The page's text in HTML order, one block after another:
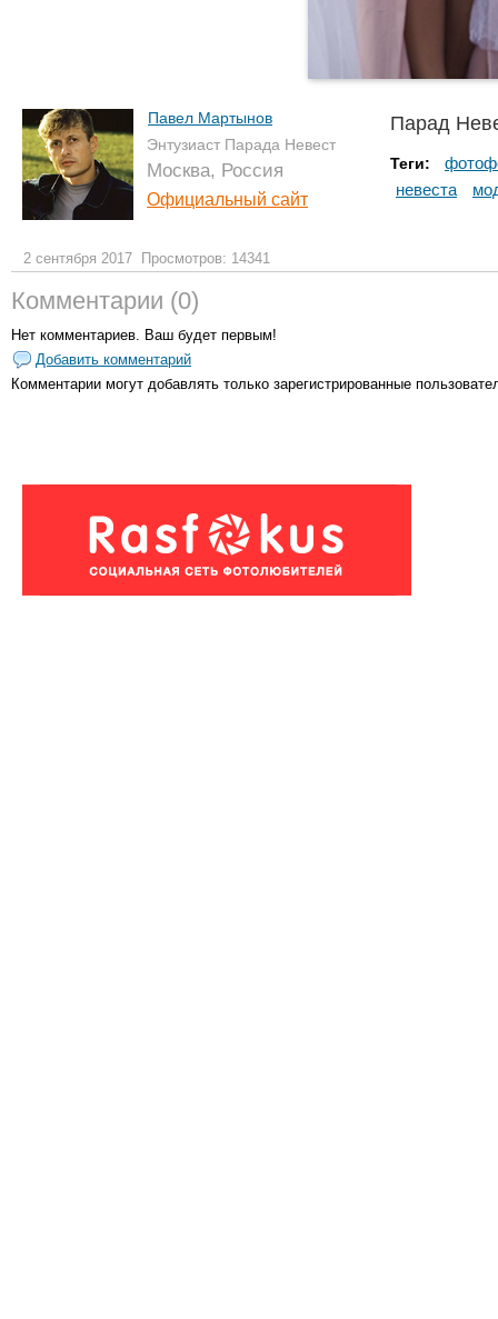
Павел Мартынов
Энтузиаст Парада Невест
Москва, Россия
Официальный сайт
Парад
Теги:
невеста
2 сентября 2017 Просмотров: 14341
Комментарии (0)
Нет комментариев. Ваш будет первым!
Добавить комментарий
Комментарии могут добавлять только зарегистрированные